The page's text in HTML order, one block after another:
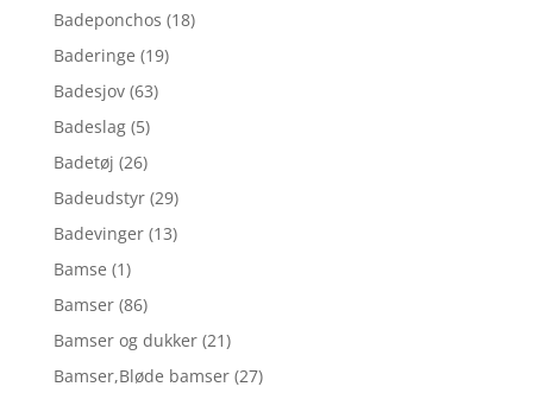
Badeponchos (18)
Baderinge (19)
Badesjov (63)
Badeslag (5)
Badetøj (26)
Badeudstyr (29)
Badevinger (13)
Bamse (1)
Bamser (86)
Bamser og dukker (21)
Bamser,Bløde bamser (27)